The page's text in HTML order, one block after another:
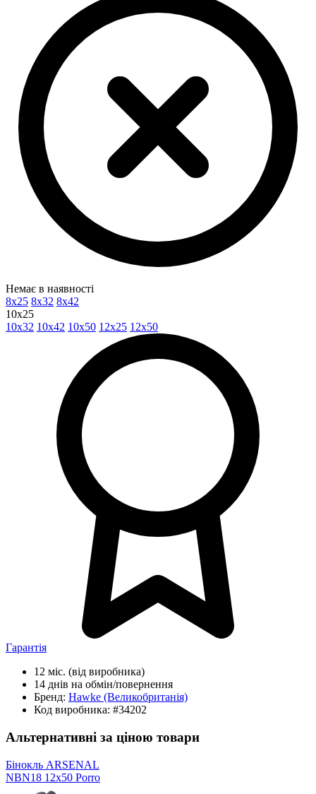
Немає в наявності
8x25 8x32 8x42
10x25
10x32 10x42 10x50 12x25 12x50
Гарантія
12 міс. (від виробника)
14 днів на обмін/повернення
Бренд: Hawke (Великобританія)
Код виробника: #34202
Альтернативні за ціною товари
Бінокль ARSENAL
NBN18 12x50 Porro